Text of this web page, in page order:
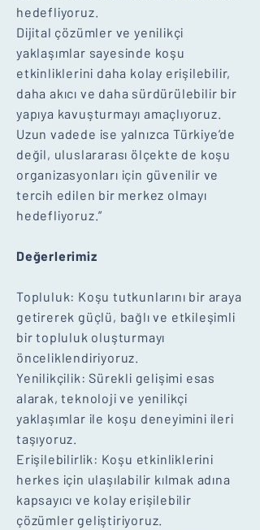
hedefliyoruz.
Dijital çözümler ve yenilikçi
yaklaşımlar sayesinde koşu
etkinliklerini daha kolay erişilebilir,
daha akıcı ve daha sürdürülebilir bir
yapıya kavuşturmayı amaçlıyoruz.
Uzun vadede ise yalnızca Türkiye’de
değil, uluslararası ölçekte de koşu
organizasyonları için güvenilir ve
tercih edilen bir merkez olmayı
hedefliyoruz.”
Değerlerimiz
Topluluk: Koşu tutkunlarını bir araya
getirerek güçlü, bağlı ve etkileşimli
bir topluluk oluşturmayı
önceliklendiriyoruz.
Yenilikçilik: Sürekli gelişimi esas
alarak, teknoloji ve yenilikçi
yaklaşımlar ile koşu deneyimini ileri
taşıyoruz.
Erişilebilirlik: Koşu etkinliklerini
herkes için ulaşılabilir kılmak adına
kapsayıcı ve kolay erişilebilir
çözümler geliştiriyoruz.